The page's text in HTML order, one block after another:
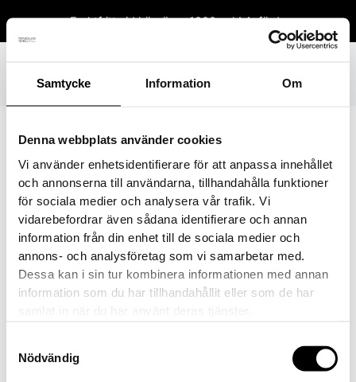
Samtycke Information Om
Denna webbplats använder cookies
Vi använder enhetsidentifierare för att anpassa innehållet
och annonserna till användarna, tillhandahålla funktioner
för sociala medier och analysera vår trafik. Vi
vidarebefordrar även sådana identifierare och annan
information från din enhet till de sociala medier och
annons- och analysföretag som vi samarbetar med.
Dessa kan i sin tur kombinera informationen med annan
information som du har tillhandahållit eller som de har
Nödvändig
Fraktfritt vid köp över 1800 sek!Avfärda
till
innehåll
03_08_2024_1564
Av danielvittikko/9 mars, 2024